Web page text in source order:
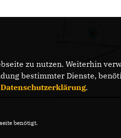
zu nutzen. Weiterhin
bestimmter Dienste,
Datenschutzerklärung.
benötigt.